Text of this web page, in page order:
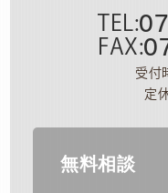
TEL:
FAX:
受付
定
無料相談